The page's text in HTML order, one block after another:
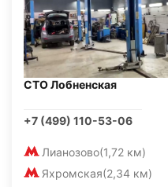
СТО Лобненская
+7 (499) 110-53-06
Лианозово(1,72 км)
Яхромская(2,34 км)